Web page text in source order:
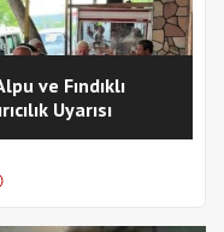
ve Fındıklı
Uyarısı